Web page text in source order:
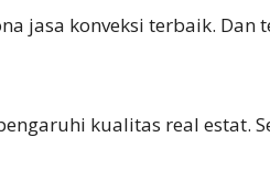
jasa konveksi terbaik.
kualitas real estat.